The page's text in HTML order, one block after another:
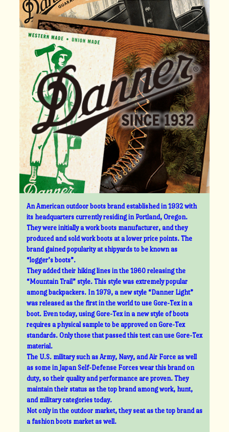
An American outdoor boots brand established in 1932 with
its headquarters currently residing in Portland, Oregon.
They were initially a work boots manufacturer, and they
produced and sold work boots at a lower price points. The
brand gained popularity at shipyards to be known as
“logger’s boots”.
They added their hiking lines in the 1960 releasing the
“Mountain Trail” style. This style was extremely popular
among backpackers. In 1979, a new style “Danner Light”
was released as the first in the world to use Gore-Tex in a
boot. Even today, using Gore-Tex in a new style of boots
requires a physical sample to be approved on Gore-Tex
standards. Only those that passed this test can use Gore-Tex
material.
The U.S. military such as Army, Navy, and Air Force as well
as some in Japan Self-Defense Forces wear this brand on
duty, so their quality and performance are proven. They
maintain their status as the top brand among work, hunt,
and military categories today.
Not only in the outdoor market, they seat as the top brand as
a fashion boots market as well.